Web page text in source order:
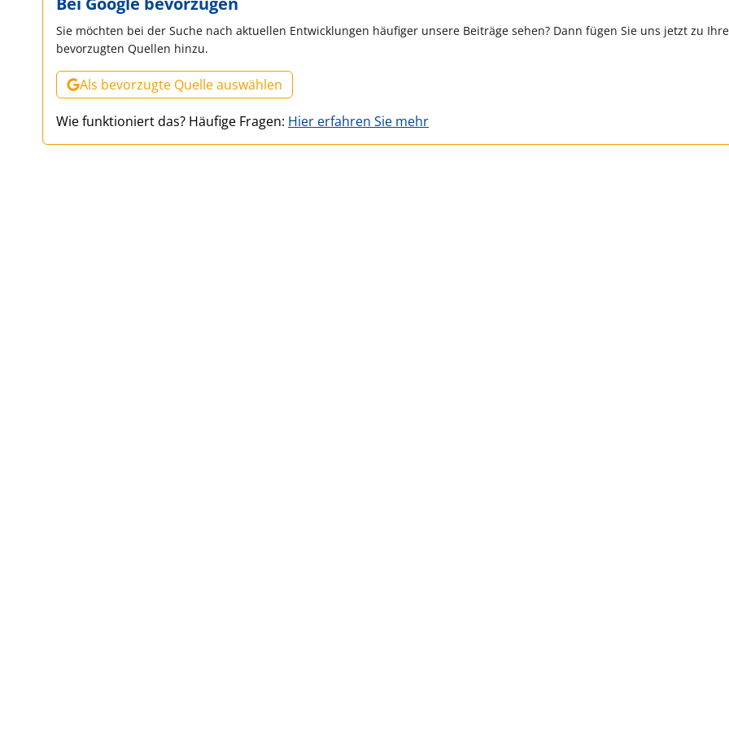
Sie möchten bei der Suche nach aktuellen Entwicklungen häufiger unsere Beiträge sehen? Dann fügen Sie uns jetzt zu
bevorzugten Quellen hinzu.
Als bevorzugte Quelle auswählen
Wie funktioniert das? Häufige Fragen: Hier erfahren Sie mehr